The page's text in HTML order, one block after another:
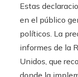
Estas
en el público
políticos. La
informes de la
Unidos, que
donde la